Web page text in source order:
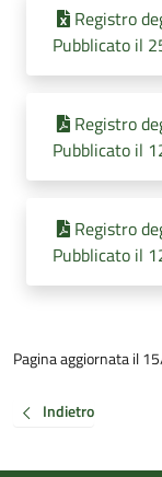
Registro
Pubblicato il
Registro
Pubblicato il
Registro
Pubblicato il
Pagina aggiornata il
Indietro